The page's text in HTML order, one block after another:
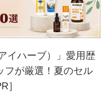
イハーブ）」愛用歴
フが厳選！夏のセル
］